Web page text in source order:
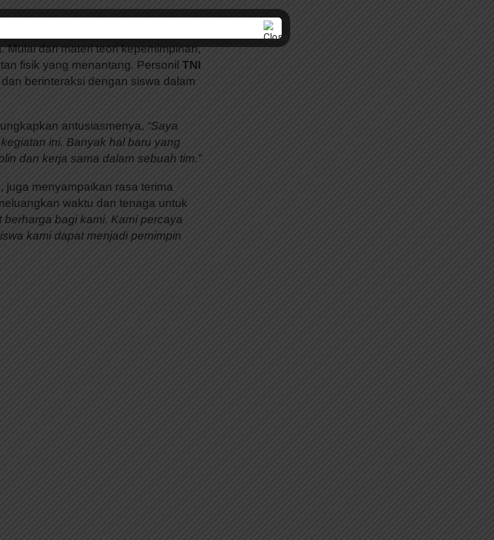
yang dirancang untuk
dari materi teori kepemimpinan,
fisik yang menantang. Personil TNI
berinteraksi dengan siswa dalam
antusiasmenya, “Saya
ini. Banyak hal baru yang
dan kerja sama dalam sebuah tim.”
, juga menyampaikan rasa terima
waktu dan tenaga untuk
berharga bagi kami. Kami percaya
kami dapat menjadi pemimpin